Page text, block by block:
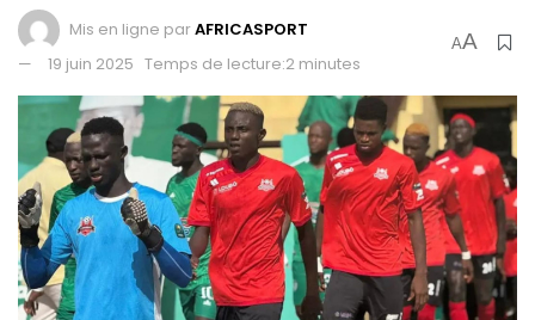
Mis en ligne parAFRICASPORT
19 juin 2025 Temps de lecture:2 minutes
AA